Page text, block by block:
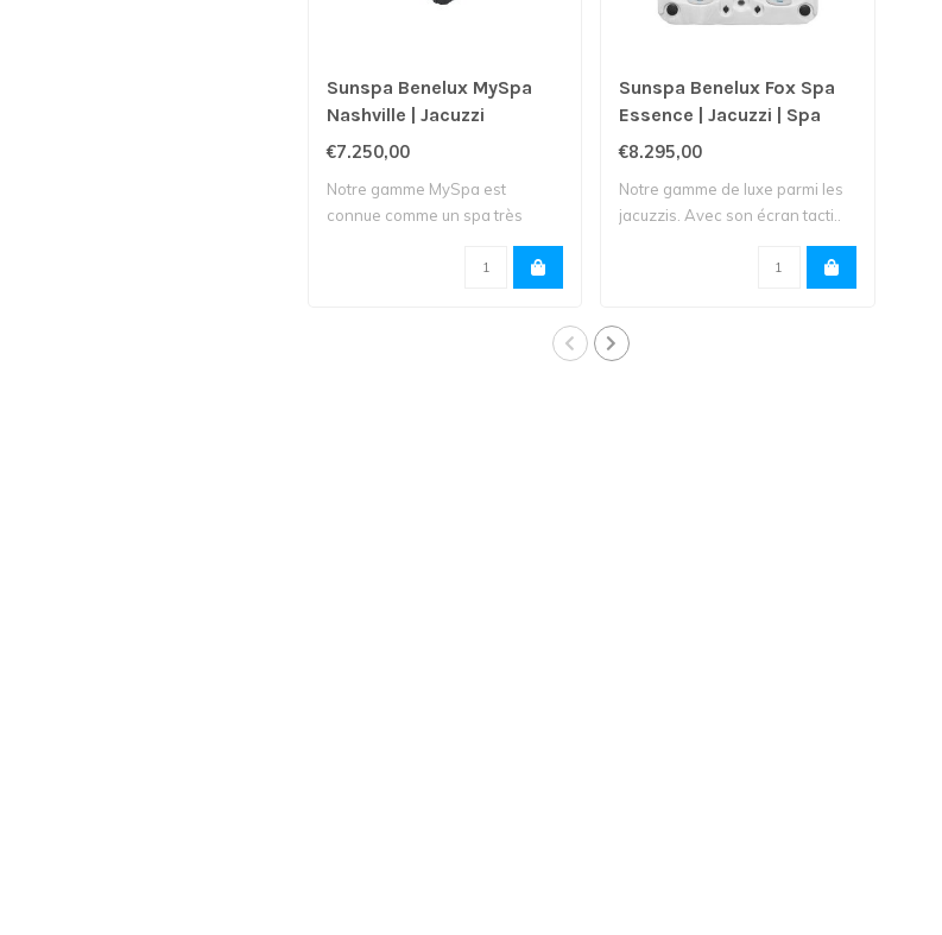
Sunspa Benelux MySpa
Nashville | Jacuzzi
€7.250,00
Notre gamme MySpa est
connue comme un spa très
Sunspa Benelux Fox Spa
Essence | Jacuzzi | Spa
€8.295,00
Notre gamme de luxe parmi les
jacuzzis. Avec son écran tacti..